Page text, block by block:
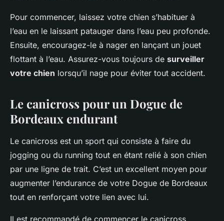
Pour commencer, laissez votre chien s’habituer à
l’eau en le laissant patauger dans l’eau peu profonde.
Ensuite, encouragez-le à nager en lançant un jouet
flottant à l’eau. Assurez-vous toujours de surveiller
votre chien lorsqu’il nage pour éviter tout accident.
Le canicross pour un Dogue de
Bordeaux endurant
Le canicross est un sport qui consiste à faire du
jogging ou du running tout en étant relié à son chien
par une ligne de trait. C’est un excellent moyen pour
augmenter l’endurance de votre Dogue de Bordeaux
tout en renforçant votre lien avec lui.